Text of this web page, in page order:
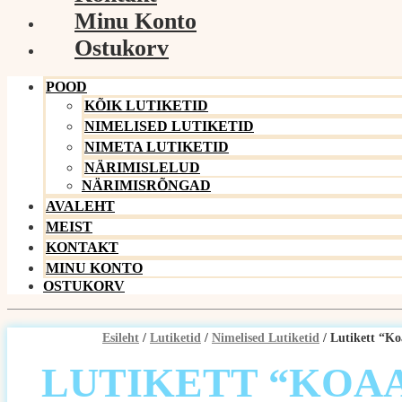
Minu Konto
Ostukorv
POOD
KÕIK LUTIKETID
NIMELISED LUTIKETID
NIMETA LUTIKETID
NÄRIMISLELUD
NÄRIMISRÕNGAD
AVALEHT
MEIST
KONTAKT
MINU KONTO
OSTUKORV
Esileht / Lutiketid / Nimelised Lutiketid / Lutikett
LUTIKETT